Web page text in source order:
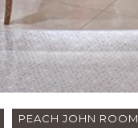
PEACH JOHN ROOM